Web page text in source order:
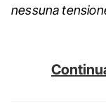
nessuna